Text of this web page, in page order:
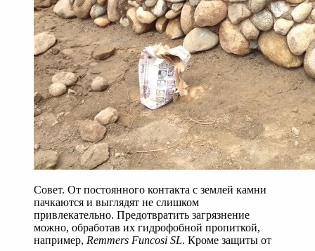
Совет. От постоянного контакта с землей камни
пачкаются и выглядят не слишком
привлекательно. Предотвратить загрязнение
можно, обработав их гидрофобной пропиткой,
например, Remmers Funcosi SL. Кроме защиты от